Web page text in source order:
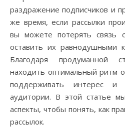
раздражение подписчиков и
же время, если рассылки
вы можете потерять связь
оставить их равнодушными
Благодаря продуманной
находить оптимальный ритм
поддерживать интерес и
аудитории. В этой статье
аспекты, чтобы понять, как
рассылок.